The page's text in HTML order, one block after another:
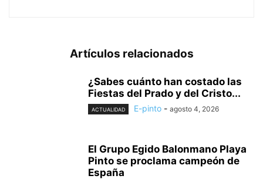
Artículos relacionados
¿Sabes cuánto han costado las
Fiestas del Prado y del Cristo...
ACTUALIDAD E-pinto - agosto 4, 2026
El Grupo Egido Balonmano Playa
Pinto se proclama campeón de
España